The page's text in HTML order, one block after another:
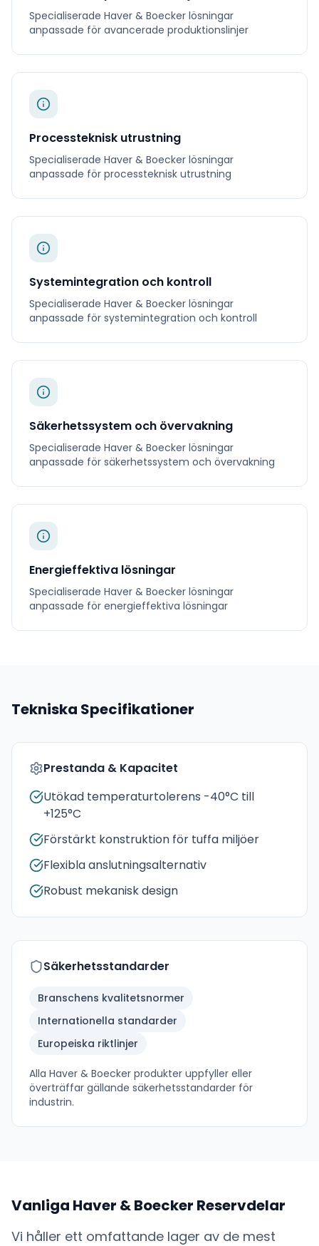
Specialiserade Haver & Boecker lösningar
anpassade för avancerade produktionslinjer
Processteknisk utrustning
Specialiserade Haver & Boecker lösningar
anpassade för processteknisk utrustning
Systemintegration och kontroll
Specialiserade Haver & Boecker lösningar
anpassade för systemintegration och kontroll
Säkerhetssystem och övervakning
Specialiserade Haver & Boecker lösningar
anpassade för säkerhetssystem och övervakning
Energieffektiva lösningar
Specialiserade Haver & Boecker lösningar
anpassade för energieffektiva lösningar
Tekniska Specifikationer
Prestanda & Kapacitet
Utökad temperaturtolerens -40°C till
+125°C
Förstärkt konstruktion för tuffa miljöer
Flexibla anslutningsalternativ
Robust mekanisk design
Säkerhetsstandarder
Branschens kvalitetsnormer
Internationella standarder
Europeiska riktlinjer
Alla Haver & Boecker produkter uppfyller eller
överträffar gällande säkerhetsstandarder för
industrin.
Vanliga Haver & Boecker Reservdelar
Vi håller ett omfattande lager av de mest